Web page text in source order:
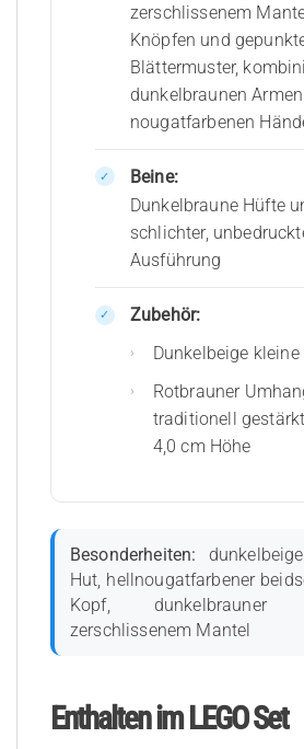
zerschlissenem
Knöpfen und
Blättermuster,
dunkelbraunen
nougatfarbenen
Beine:
Dunkelbraune Hüfte
schlichter,
Ausführung
Zubehör:
Dunkelbeige kleine
Rotbrauner
traditionell
4,0 cm Höhe
Besonderheiten:
Hut, hellnougatfarbener
Kopf,
zerschlissenem Mantel
Enthalten im LEGO Set